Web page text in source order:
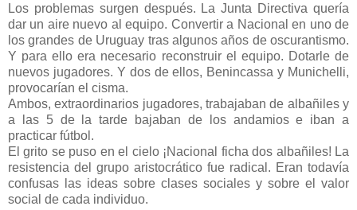
Los problemas surgen después. La Junta Directiva quería
dar un aire nuevo al equipo. Convertir a Nacional en uno de
los grandes de Uruguay tras algunos años de oscurantismo.
Y para ello era necesario reconstruir el equipo. Dotarle de
nuevos jugadores. Y dos de ellos, Benincassa y Munichelli,
provocarían el cisma.
Ambos, extraordinarios jugadores, trabajaban de albañiles y
a las 5 de la tarde bajaban de los andamios e iban a
practicar fútbol.
El grito se puso en el cielo ¡Nacional ficha dos albañiles! La
resistencia del grupo aristocrático fue radical. Eran todavía
confusas las ideas sobre clases sociales y sobre el valor
social de cada individuo.